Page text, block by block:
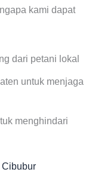
kami dapat
dari petani lokal
untuk menjaga
menghindari
Cibubur